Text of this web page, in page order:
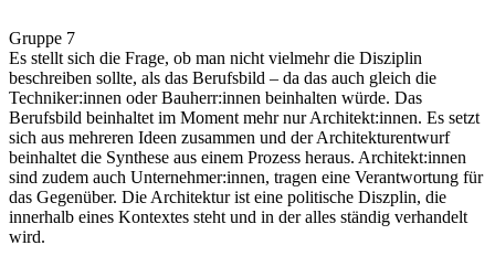
Gruppe 7
Es stellt sich die Frage, ob man nicht vielmehr die Disziplin
beschreiben sollte, als das Berufsbild – da das auch gleich die
Techniker:innen oder Bauherr:innen beinhalten würde. Das
Berufsbild beinhaltet im Moment mehr nur Architekt:innen. Es setzt
sich aus mehreren Ideen zusammen und der Architekturentwurf
beinhaltet die Synthese aus einem Prozess heraus. Architekt:innen
sind zudem auch Unternehmer:innen, tragen eine Verantwortung für
das Gegenüber. Die Architektur ist eine politische Diszplin, die
innerhalb eines Kontextes steht und in der alles ständig verhandelt
wird.